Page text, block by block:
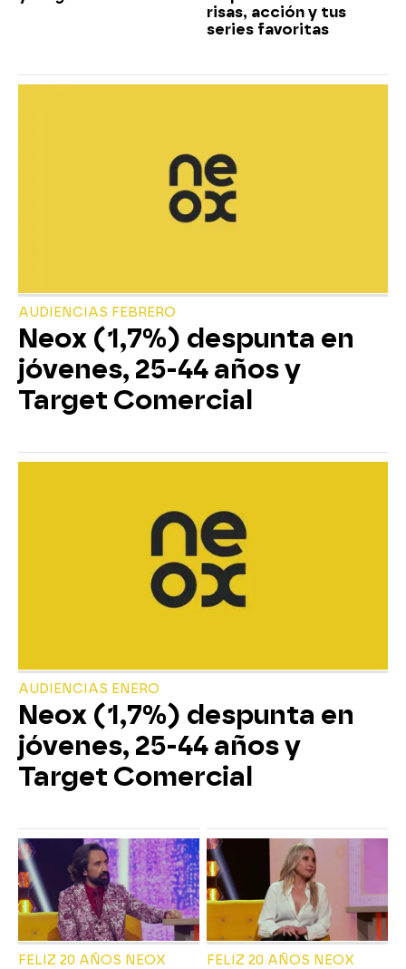
risas, acción y tus
series favoritas
AUDIENCIAS FEBRERO
Neox (1,7%) despunta en
jóvenes, 25-44 años y
Target Comercial
AUDIENCIAS ENERO
Neox (1,7%) despunta en
jóvenes, 25-44 años y
Target Comercial
FELIZ 20 AÑOS NEOX FELIZ 20 AÑOS NEOX